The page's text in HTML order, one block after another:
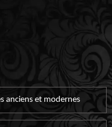
anciens et modernes